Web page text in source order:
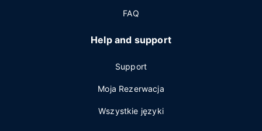
FAQ
Help and support
Support
Moja Rezerwacja
Wszystkie języki